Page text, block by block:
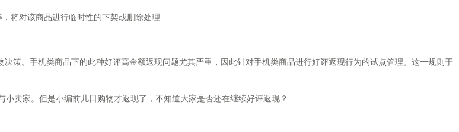
将对该商品进行临时性的下架或删除处理
。手机类商品下的此种好评高金额返现问题尤其严重，因此针对手机类商品进行好评返现行为的试点管理。这一规则于
家。但是小编前几日购物才返现了，不知道大家是否还在继续好评返现？